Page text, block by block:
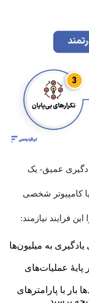
عمیق- یک
کامپیوتر شخصی
فرایند نیازمند:
به میلیون‌ها
پایهٔ عملیات‌های
با پارامترهای
برسید.